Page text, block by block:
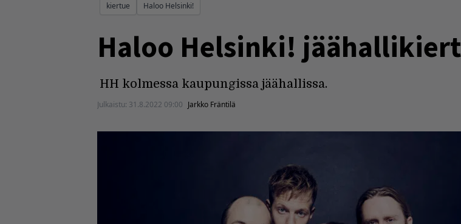
kiertue Haloo Helsinki!
Haloo Helsinki!
HH kolmessa kaupungissa jäähallissa.
Julkaistu: 31.8.2022 09:00 Jarkko Fräntilä